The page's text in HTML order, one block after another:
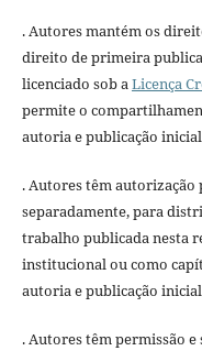
. Autores mantém os
direito de primeira
licenciado sob aLicença
permite o
autoria e publicação
. Autores têm
separadamente, para
trabalho publicada nesta
institucional ou como
autoria e publicação
. Autores têm permissão